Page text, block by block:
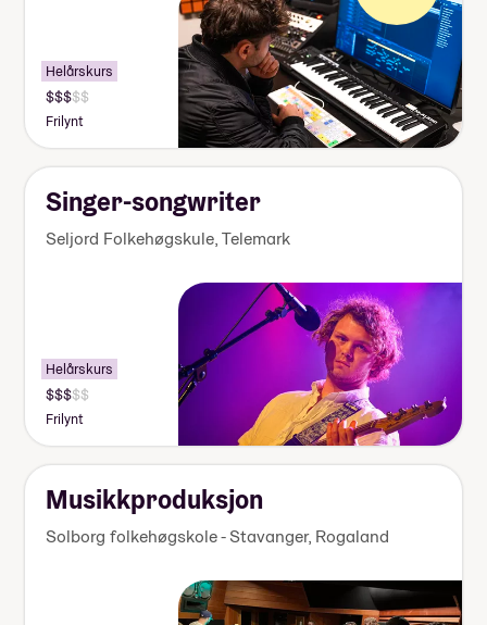
Helårskurs
Pris:
140
155
000
Frilynt
Singer-songwriter
Seljord Folkehøgskule,Telemark
Helårskurs
Pris:
140
155
000
Frilynt
Musikkproduksjon
Solborg folkehøgskole - Stavanger, Rogaland